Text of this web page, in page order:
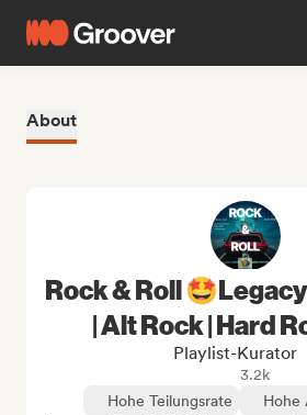
About
Rock & Roll
| Alt Rock | Hard
Playlist-Kurator
3.2k
Hohe Teilungsrate
Hohe